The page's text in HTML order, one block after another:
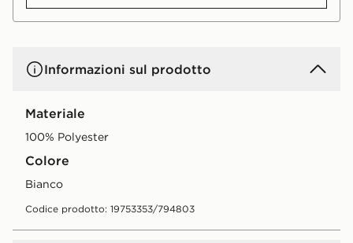
Informazioni sul prodotto
Materiale
100% Polyester
Colore
bianco
Codice prodotto: 19753353/794803